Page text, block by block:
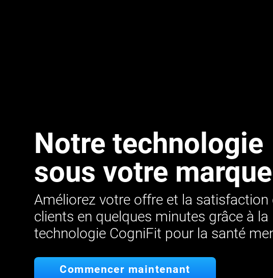
Notre technologie
sous votre marque
Améliorez votre offre et la satisfaction
clients en quelques minutes grâce à la
technologie CogniFit pour la santé
Commencer maintenant